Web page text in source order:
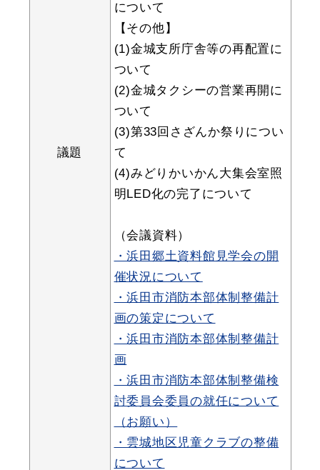
引っ越し・住まい 就職・退職
高齢者・介護 おくやみ
税金
ごみ・リサイクル 支援・助成制度
各種相談窓口 入札
議題
について
【その他】
(1)金城支所庁舎等の再配置に
ついて
(2)金城タクシーの営業再開に
ついて
(3)第33回さざんか祭りについ
て
(4)みどりかいかん大集会室照
明LED化の完了について
（会議資料）
・浜田郷土資料館見学会の開
催状況について
・浜田市消防本部体制整備計
画の策定について
・浜田市消防本部体制整備計
画
・浜田市消防本部体制整備検
討委員会委員の就任について
（お願い）
・雲城地区児童クラブの整備
について